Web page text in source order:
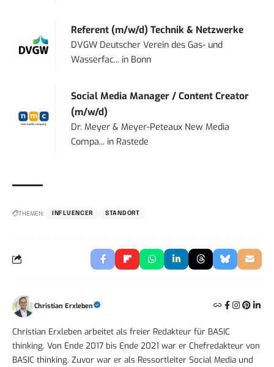
Referent (m/w/d) Technik & Netzwerke
DVGW Deutscher Verein des Gas- und
Wasserfac... in Bonn
Social Media Manager / Content Creator
(m/w/d)
Dr. Meyer & Meyer-Peteaux New Media
Compa... in Rastede
THEMEN: INFLUENCER STANDORT
Christian Erxleben
Christian Erxleben arbeitet als freier Redakteur für BASIC
thinking. Von Ende 2017 bis Ende 2021 war er Chefredakteur von
BASIC thinking. Zuvor war er als Ressortleiter Social Media und